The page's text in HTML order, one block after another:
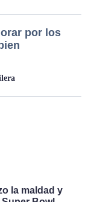
por los
la maldad y